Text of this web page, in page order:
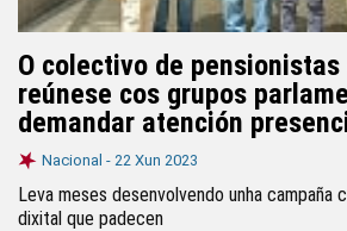
O colectivo de pensionistas
reúnese cos grupos
demandar atención
Nacional - 22 Xun 2023
Leva meses desenvolvendo unha campaña
dixital que padecen